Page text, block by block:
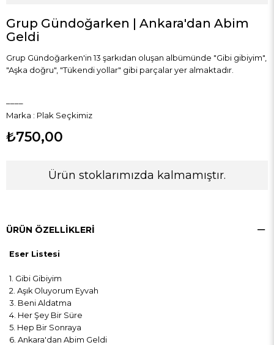
Grup Gündoğarken | Ankara'dan Abim
Geldi
Grup Gündoğarken'in 13 şarkıdan oluşan albümünde "Gibi gibiyim",
"Aşka doğru", "Tükendi yollar" gibi parçalar yer almaktadır.
Marka : Plak Seçkimiz
₺750,00
Ürün stoklarımızda kalmamıştır.
ÜRÜN ÖZELLIKLERI
Eser Listesi
1. Gibi Gibiyim
2. Aşık Oluyorum Eyvah
3. Beni Aldatma
4. Her Şey Bir Süre
5. Hep Bir Sonraya
6. Ankara'dan Abim Geldi